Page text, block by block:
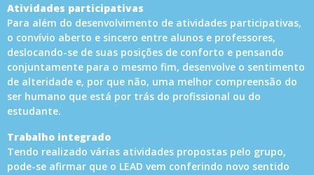
Atividades participativas
Para além do desenvolvimento de atividades participativas,
o convívio aberto e sincero entre alunos e professores,
deslocando-se de suas posições de conforto e pensando
conjuntamente para o mesmo fim, desenvolve o sentimento
de alteridade e, por que não, uma melhor compreensão do
ser humano que está por trás do profissional ou do
estudante.
Trabalho integrado
Tendo realizado várias atividades propostas pelo grupo,
pode-se afirmar que o LEAD vem conferindo novo sentido